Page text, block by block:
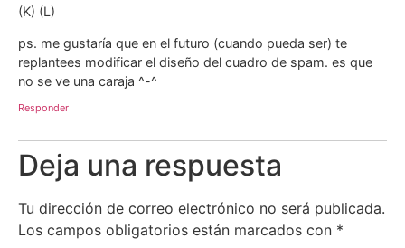
(K) (L)
ps. me gustaría que en el futuro (cuando pueda ser) te
replantees modificar el diseño del cuadro de spam. es que
no se ve una caraja ^-^
Responder
Deja una respuesta
Tu dirección de correo electrónico no será publicada.
Los campos obligatorios están marcados con *